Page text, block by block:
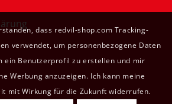
dass redvil-shop.com Tracking-
verwendet, um personenbezogene Daten
ein Benutzerprofil zu erstellen und mir
Werbung anzuzeigen. Ich kann meine
mit Wirkung für die Zukunft widerrufen.